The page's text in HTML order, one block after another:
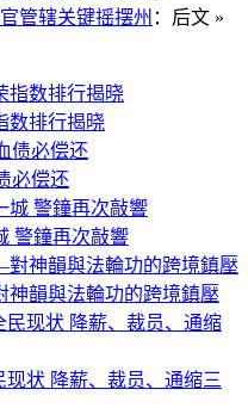
管辖关键摇摆州 ：后文 »
数排行揭晓
必偿还
警鐘再次敲響
韻與法輪功的跨境鎮壓
现状 降薪、裁员、通缩三